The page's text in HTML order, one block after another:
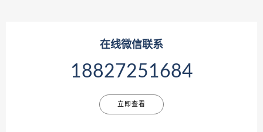
在线微信联系
18827251684
立即查看